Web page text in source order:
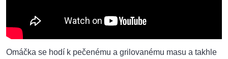
Omáčka se hodí k pečenému a grilovanému masu a takhle